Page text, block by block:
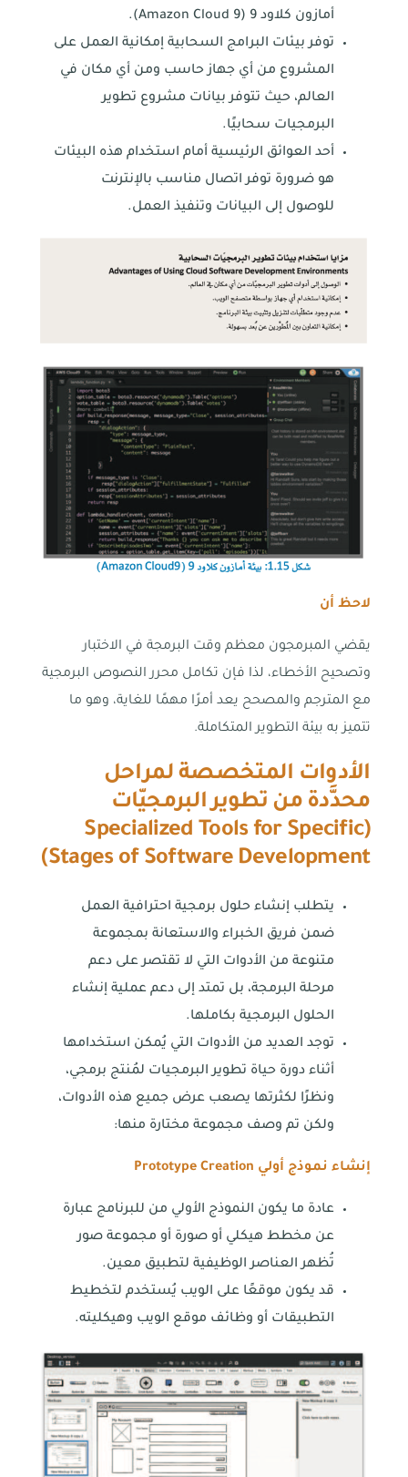
أمازون كلاود 9 (Amazon Cloud 9).
توفر بيئات البرامج السحابية إمكانية العمل على
المشروع من أي جهاز حاسب ومن أي مكان في
العالم، حيث تتوفر بيانات مشروع تطوير
البرمجيات سحابيًا.
أحد العوائق الرئيسية أمام استخدام هذه البيئات
هو ضرورة توفر اتصال مناسب بالإنترنت
للوصول إلى البيانات وتنفيذ العمل.
لاحظ أن
يقضي المبرمجون معظم وقت البرمجة في الاختبار
وتصحيح الأخطاء، لذا فإن تكامل محرر النصوص البرمجية
مع المترجم والمصحح يعد أمرًا مهمًا للغاية، وهو ما
تتميز به بيئة التطوير المتكاملة.
الأدوات المتخصصة لمراحل
محدَّدة من تطوير البرمجيّات
(
Specialized Tools for Specific
Stages of Software Development
)
يتطلب إنشاء حلول برمجية احترافية العمل
ضمن فريق الخبراء والاستعانة بمجموعة
متنوعة من الأدوات التي لا تقتصر على دعم
مرحلة البرمجة، بل تمتد إلى دعم عملية إنشاء
الحلول البرمجية بكاملها.
توجد العديد من الأدوات التي يُمكن استخدامها
أثناء دورة حياة تطوير البرمجيات لمُنتج برمجي،
ونظرًا لكثرتها يصعب عرض جميع هذه الأدوات،
ولكن تم وصف مجموعة مختارة منها:
إنشاء نموذج أولي Prototype Creation
عادة ما يكون النموذج الأولي من للبرنامج عبارة
عن مخطط هيكلي أو صورة أو مجموعة صور
تُظهر العناصر الوظيفية لتطبيق معين.
قد يكون موقعًا على الويب يُستخدم لتخطيط
التطبيقات أو وظائف موقع الويب وهيكليته.